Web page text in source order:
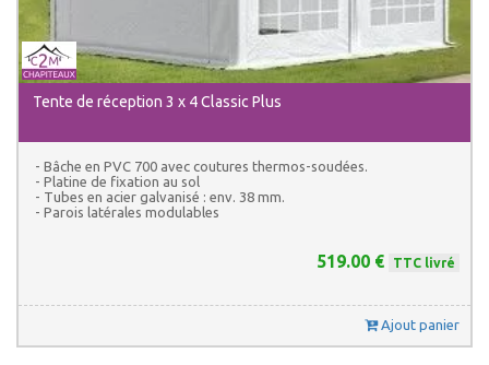
Tente de réception 3 x 4 Classic Plus
- Bâche en PVC 700 avec coutures thermos-soudées.
- Platine de fixation au sol
- Tubes en acier galvanisé : env. 38 mm.
- Parois latérales modulables
519.00 € TTC livré
Ajout panier